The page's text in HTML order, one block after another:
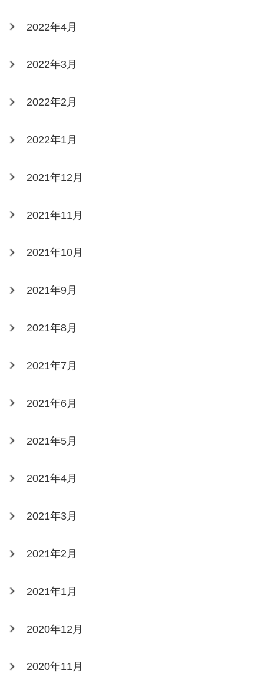
2022年4月
2022年3月
2022年2月
2022年1月
2021年12月
2021年11月
2021年10月
2021年9月
2021年8月
2021年7月
2021年6月
2021年5月
2021年4月
2021年3月
2021年2月
2021年1月
2020年12月
2020年11月